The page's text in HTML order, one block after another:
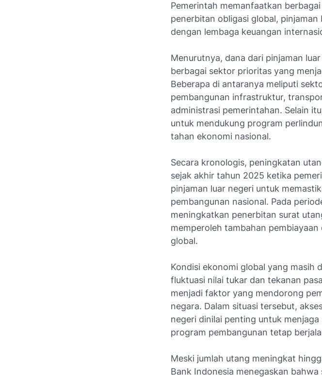
Pemerintah memanfaatkan
penerbitan obligasi global,
dengan lembaga keuangan
Menurutnya, dana dari pinjaman
berbagai sektor prioritas yang
Beberapa di antaranya meliputi
pembangunan infrastruktur,
administrasi pemerintahan. Selain
untuk mendukung program
tahan ekonomi nasional.
Secara kronologis, peningkatan
sejak akhir tahun 2025 ketika
pinjaman luar negeri untuk
pembangunan nasional. Pada
meningkatkan penerbitan surat
memperoleh tambahan
global.
Kondisi ekonomi global yang masih
fluktuasi nilai tukar dan tekanan
menjadi faktor yang mendorong
negara. Dalam situasi tersebut,
negeri dinilai penting untuk
program pembangunan tetap
Meski jumlah utang meningkat
Bank Indonesia menegaskan